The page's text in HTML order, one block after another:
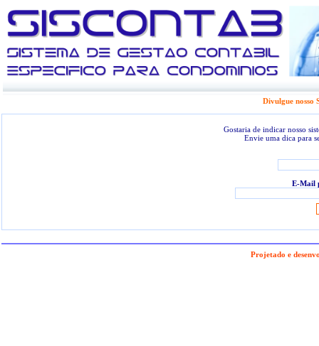
Divulgue nosso
Gostaria de indicar nosso
Envie uma dica para
E-Mail
Projetado e